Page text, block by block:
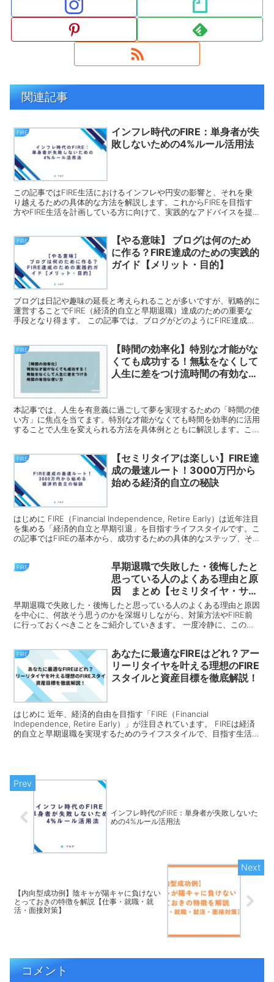
関連記事
FIRE
インフレ時代のFIRE：単身者が失
敗しないための4%ルール活用法
この記事ではFIRE生活におけるインフレや円安の影響と、それを乗
り越えるための具体的な方法を解説します。これからFIREを目指す
方やFIRE生活を計画している方に向けて、実践的なアドバイスを提
FIRE
【やる意味】 ブログは何のため
に作る？FIRE達成のための実践的
ガイド【メリット・目的】
ブログは日記や趣味の延長と考えられることが多いですが、戦略的に
運営することでFIRE（経済的自立と早期退職）達成のための重要な
手段となり得ます。 この記事では、ブログがどのようにFIRE達成を
ブログ収益化に興味がある方に特に役立つ内容です。
FIRE
【時間の効率化】特別な才能がな
くても成功する！無駄をなくして
人生に差をつけ流時間の有効な使
本記事では、人生を有意義に過ごして夢を実現するための「時間の使
い方」に焦点を当てます。特別な才能がなくても時間を効率的に活用
することで人生を変えられる方法を具体例とともに解説します。これ
FIRE
【セミリタイアは楽しい】FIRE達
成の最速ルート！3000万円から
始める経済的自立の秘訣
はじめに FIRE（Financial Independence, Retire Early）は近年注目
を集める「経済的自立と早期引退」を目指すライフスタイルです。こ
の記事ではFIREの基本から、成功するための具体的なステップ、そ
FIRE
早期退職で失敗した・後悔したと
思っている人のよくある理由と原
因 まとめ【セミリタイヤ・サイ
ドfire・アーリーリタイア・卒
業】
早期退職で失敗した・後悔したと思っている人のよくある理由と原因
を中心に、何故そう思うのかを深堀りしながら、対策方法やFIRE前
に行っておくべきことをご紹介していきます。 一度冷静に、このま
最後まで閲覧いただきたいと思います。
FIRE
あなたに最適なFIREはどれ？アー
リーリタイヤを叶える理想のFIRE
スタイルと資産目標を徹底解説！
はじめに 近年、経済的自由を目指す「FIRE（Financial
Independence, Retire Early）」が注目されています。 FIREは経済
的自立と早期退職を実現するためのライフスタイルで、目指す生活ス
インフレ時代のFIRE：単身者が失敗しないた
めの4%ルール活用法
【内向型成功例】陰キャが陽キャに負けない
とっておきの特徴を解説【仕事・就職・就
活・面接対策】
コメント